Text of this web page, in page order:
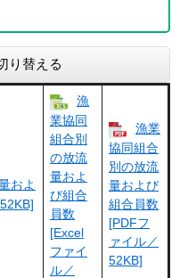
り替える
およ
漁
業協同
組合別
の放流
量およ
び組合
員数
[Excel
ファイ
ル／
漁業
協同組合
別の放流
量および
組合員数
[PDFフ
ァイル／
52KB]